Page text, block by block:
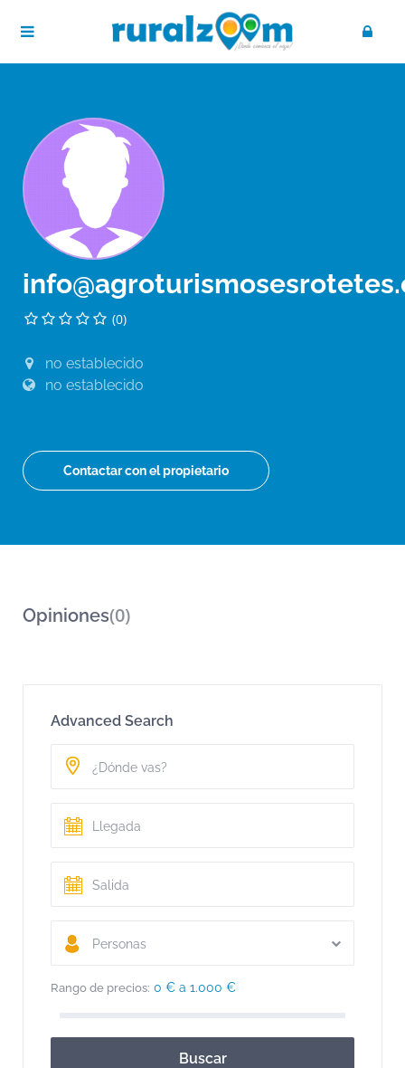
(0)
no establecido
no establecido
Contactar con el propietario
Opiniones(0)
Advanced Search
Personas
Rango de precios: 0 € a 1.000 €
Buscar